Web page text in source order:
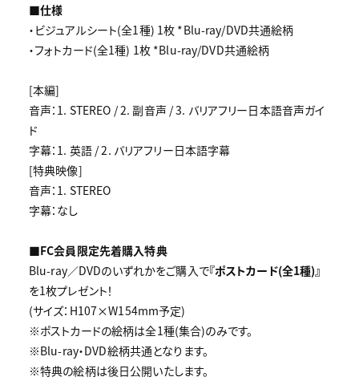
■仕様
・ビジュアルシート(全1種) 1枚 *Blu-ray/DVD共通絵柄
・フォトカード(全1種) 1枚 *Blu-ray/DVD共通絵柄
[本編]
音声：1. STEREO / 2. 副音声 / 3. バリアフリー日本語音声ガイ
ド
字幕：1. 英語 / 2. バリアフリー日本語字幕
[特典映像]
音声：1. STEREO
字幕：なし
■FC会員限定先着購入特典
Blu-ray／DVDのいずれかをご購入で『ポストカード(全1種)』
を1枚プレゼント！
(サイズ：H107×W154mm予定)
※ポストカードの絵柄は全1種(集合)のみです。
※Blu-ray・DVD絵柄共通となります。
※特典の絵柄は後日公開いたします。